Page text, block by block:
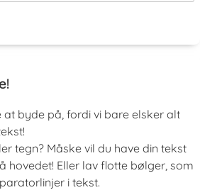
byde på, fordi vi bare elsker alt
tegn? Måske vil du have din tekst
hovedet! Eller lav flotte bølger, som
i tekst.